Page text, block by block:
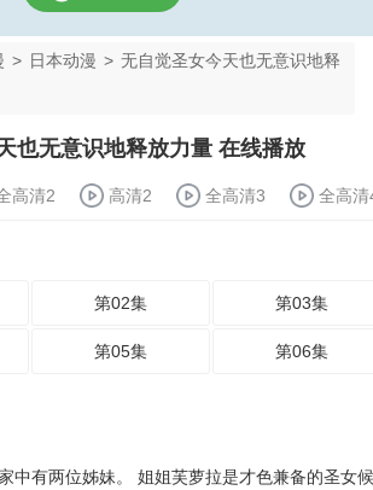
> 日本动漫 > 无自觉圣女今天也无意识地释
也无意识地释放力量 在线播放
高清2 高清2 全高清3 全高清
第02集 第03集
第05集 第06集
中有两位姊妹。 姐姐芙萝拉是才色兼备的圣女候